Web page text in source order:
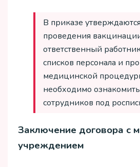
В приказе
проведения
ответственный
списков персонала и
медицинской
необходимо
сотрудников под
Заключение договора с
учреждением